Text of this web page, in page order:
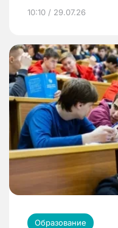
10:10 / 29.07.26
Образование